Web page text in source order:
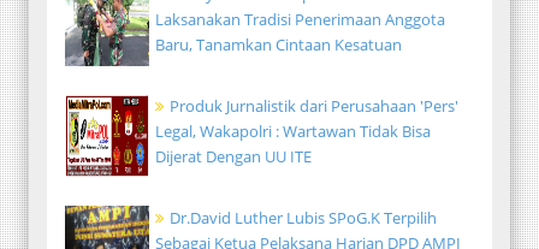
Laksanakan Tradisi Penerimaan Anggota
Baru, Tanamkan Cintaan Kesatuan
Produk Jurnalistik dari Perusahaan 'Pers'
Legal, Wakapolri : Wartawan Tidak Bisa
Dijerat Dengan UU ITE
Dr.David Luther Lubis SPoG.K Terpilih
Sebagai Ketua Pelaksana Harian DPD AMPI